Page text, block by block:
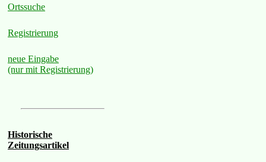
Ortssuche
Registrierung
neue Eingabe
(nur mit Registrierung)
Historische
Zeitungsartikel